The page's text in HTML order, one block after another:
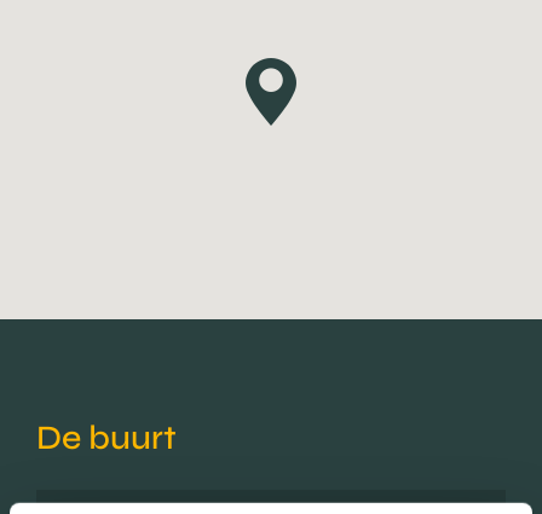
De buurt